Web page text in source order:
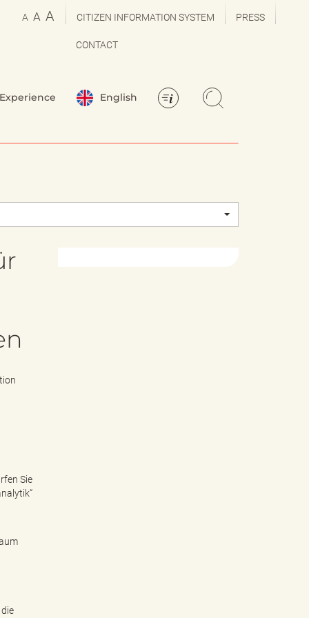
A A A CITIZEN INFORMATION SYSTEM PRESS
CONTACT
Experience English
Sie